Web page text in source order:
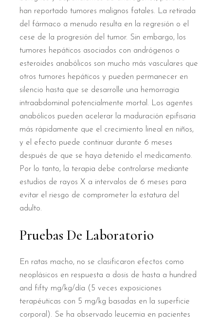
han reportado tumores malignos fatales. La retirada
del fármaco a menudo resulta en la regresión o el
cese de la progresión del tumor. Sin embargo, los
tumores hepáticos asociados con andrógenos o
esteroides anabólicos son mucho más vasculares que
otros tumores hepáticos y pueden permanecer en
silencio hasta que se desarrolle una hemorragia
intraabdominal potencialmente mortal. Los agentes
anabólicos pueden acelerar la maduración epifisaria
más rápidamente que el crecimiento lineal en niños,
y el efecto puede continuar durante 6 meses
después de que se haya detenido el medicamento.
Por lo tanto, la terapia debe controlarse mediante
estudios de rayos X a intervalos de 6 meses para
evitar el riesgo de comprometer la estatura del
adulto.
Pruebas De Laboratorio
En ratas macho, no se clasificaron efectos como
neoplásicos en respuesta a dosis de hasta a hundred
and fifty mg/kg/día (5 veces exposiciones
terapéuticas con 5 mg/kg basadas en la superficie
corporal). Se ha observado leucemia en pacientes